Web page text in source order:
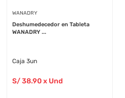
WANADRY
Deshumedecedor en Tableta
WANADRY ...
Caja 3un
S/38.90 x Und